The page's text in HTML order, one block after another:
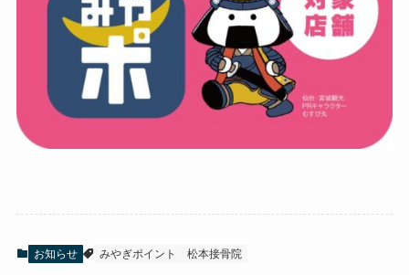
お知らせ みやぎポイント 松本接骨院